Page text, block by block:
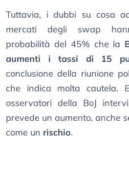
Tuttavia, i dubbi su cosa
mercati degli swap
probabilità del 45% che la
aumenti i tassi di 15
conclusione della riunione
che indica molta cautela.
osservatori della BoJ
prevede un aumento, anche
come un rischio.